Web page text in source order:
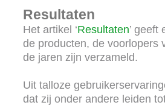
Resultaten
Het artikel ‘Resultaten’
de producten, de voorlopers
de jaren zijn verzameld.
Uit talloze
dat zij onder andere leiden